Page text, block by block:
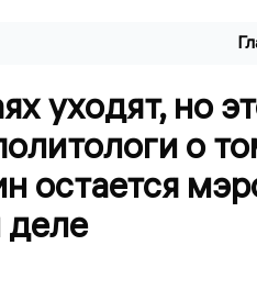
уходят, но
о
остается
деле